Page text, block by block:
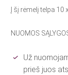
Į šį rėmelį telpa
NUOMOS
Už
prieš juos